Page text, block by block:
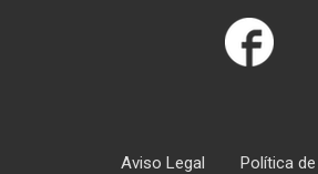
Aviso Legal Política